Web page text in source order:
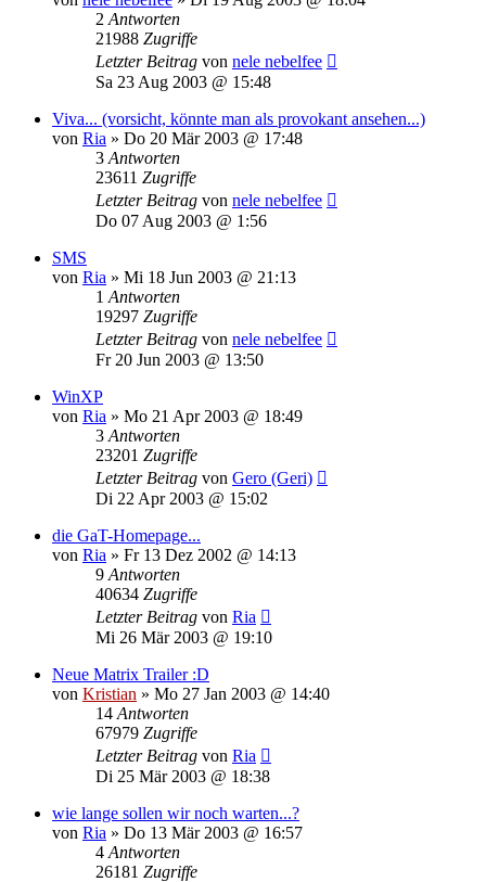
2 Antworten
21988 Zugriffe
Letzter Beitrag von nele nebelfee
Sa 23 Aug 2003 @ 15:48
Viva... (vorsicht, könnte man als provokant ansehen...)
von Ria » Do 20 Mär 2003 @ 17:48
3 Antworten
23611 Zugriffe
Letzter Beitrag von nele nebelfee
Do 07 Aug 2003 @ 1:56
SMS
von Ria » Mi 18 Jun 2003 @ 21:13
1 Antworten
19297 Zugriffe
Letzter Beitrag von nele nebelfee
Fr 20 Jun 2003 @ 13:50
WinXP
von Ria » Mo 21 Apr 2003 @ 18:49
3 Antworten
23201 Zugriffe
Letzter Beitrag von Gero (Geri)
Di 22 Apr 2003 @ 15:02
die GaT-Homepage...
von Ria » Fr 13 Dez 2002 @ 14:13
9 Antworten
40634 Zugriffe
Letzter Beitrag von Ria
Mi 26 Mär 2003 @ 19:10
Neue Matrix Trailer :D
von Kristian » Mo 27 Jan 2003 @ 14:40
14 Antworten
67979 Zugriffe
Letzter Beitrag von Ria
Di 25 Mär 2003 @ 18:38
wie lange sollen wir noch warten...?
von Ria » Do 13 Mär 2003 @ 16:57
4 Antworten
26181 Zugriffe